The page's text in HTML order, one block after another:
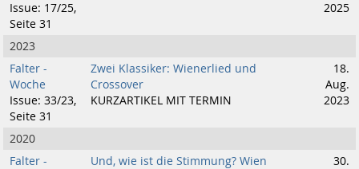
Issue: 17/25,
Seite 31
2025
2023
Falter -
Woche
Issue: 33/23,
Seite 31
Zwei Klassiker: Wienerlied und
Crossover
KURZARTIKEL MIT TERMIN
18.
Aug.
2023
2020
Falter -
Und, wie ist die Stimmung? Wien
30.